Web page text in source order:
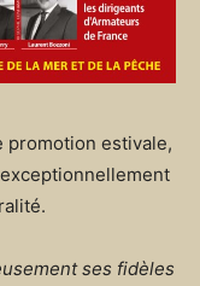
promotion estivale,
ses fidèles